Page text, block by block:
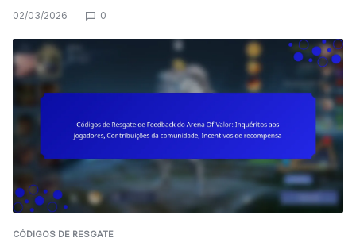
02/03/2026 0
CÓDIGOS DE RESGATE